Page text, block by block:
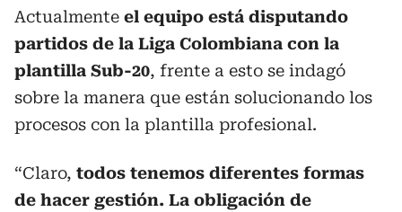
Actualmente el equipo está disputando
partidos de la Liga Colombiana con la
plantilla Sub-20, frente a esto se indagó
sobre la manera que están solucionando los
procesos con la plantilla profesional.
“Claro, todos tenemos diferentes formas
de hacer gestión. La obligación de